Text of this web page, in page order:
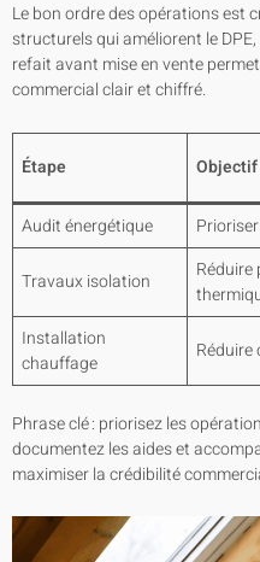
Le bon ordre des opérations est
structurels qui améliorent le
refait avant mise en vente
commercial clair et chiffré.
Étape Objectif
Audit énergétique
Travaux isolation
Réduire
Installation
chauffage
Phrase clé : priorisez les
documentez les aides et
maximiser la crédibilité